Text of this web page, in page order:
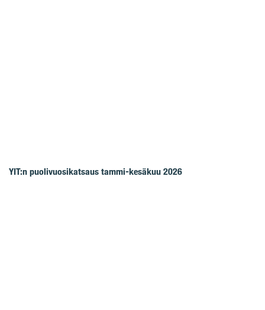
YIT:n puolivuosikatsaus tammi-kesäkuu 2026